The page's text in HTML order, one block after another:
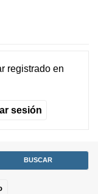
registradoen
sesión